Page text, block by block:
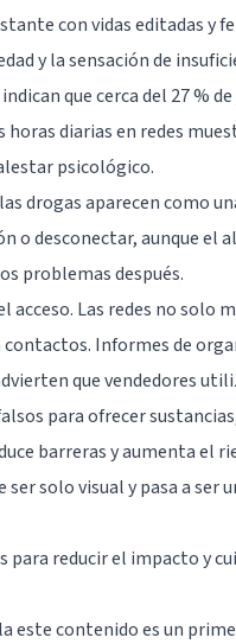
con vidas editadas y
y la sensación de
que cerca del 27 %
horas diarias en redes
psicológico.
drogas aparecen como
o desconectar, aunque el
problemas después.
acceso. Las redes no solo
Informes de
que vendedores
para ofrecer
barreras y aumenta el
ser solo visual y pasa a ser
para reducir el impacto y
este contenido es un